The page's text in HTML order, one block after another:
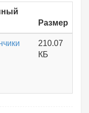
Размер
210.07
КБ